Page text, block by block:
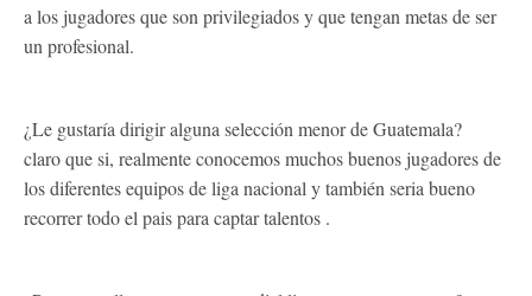
a los jugadores que son privilegiados y que tengan metas de ser
un profesional.
¿Le gustaría dirigir alguna selección menor de Guatemala?
claro que si, realmente conocemos muchos buenos jugadores de
los diferentes equipos de liga nacional y también seria bueno
recorrer todo el pais para captar talentos .